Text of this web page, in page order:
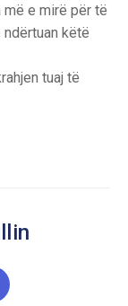
e mirë për të
këtë
tuaj të